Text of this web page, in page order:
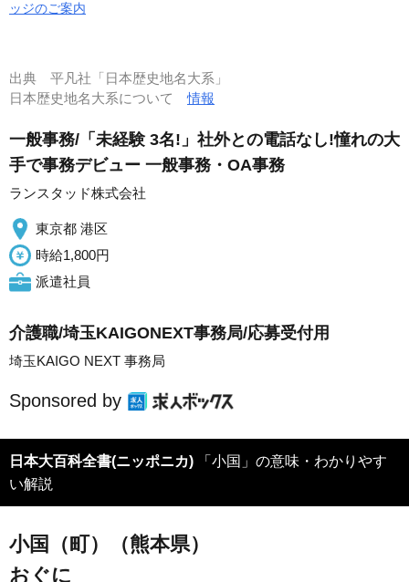
ッジのご案内
出典 平凡社「日本歴史地名大系」
日本歴史地名大系について情報
一般事務/「未経験 3名!」社外との電話なし!憧れの大
手で事務デビュー 一般事務・OA事務
ランスタッド株式会社
東京都 港区
時給1,800円
派遣社員
介護職/埼玉KAIGONEXT事務局/応募受付用
埼玉KAIGO NEXT 事務局
Sponsored by
日本大百科全書(ニッポニカ)
い解説
小国（町）（熊本県）
おぐに